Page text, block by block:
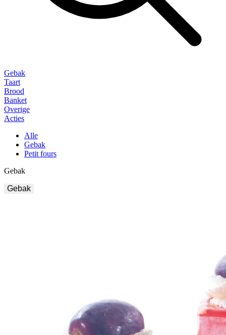
Gebak
Taart
Brood
Banket
Overige
Acties
Alle
Gebak
Petit fours
Gebak
Gebak